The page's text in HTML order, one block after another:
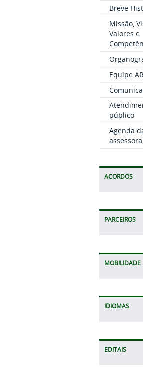
Breve
Missão,
Valores e
Equipe
público
Agenda
assessora
ACORDOS
PARCEIROS
MOBILIDADE
IDIOMAS
EDITAIS